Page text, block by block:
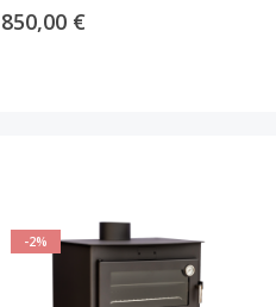
850,00 €
-2%